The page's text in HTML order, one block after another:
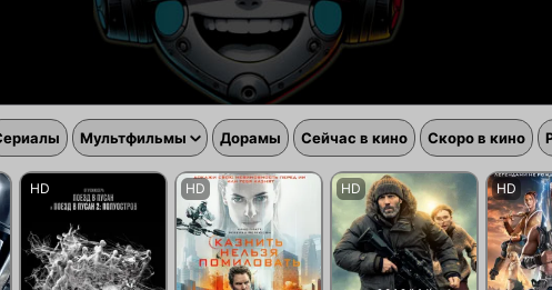
Мультфильмы Дорамы Сейчас в кино Скоро в кино